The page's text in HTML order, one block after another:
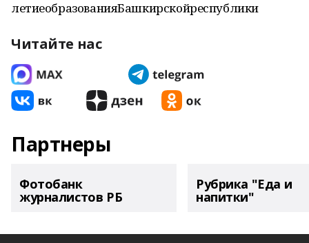
летиеобразованияБашкирскойреспублики
Читайте нас
Партнеры
Фотобанк
журналистов РБ
Рубрика "Еда и
напитки"